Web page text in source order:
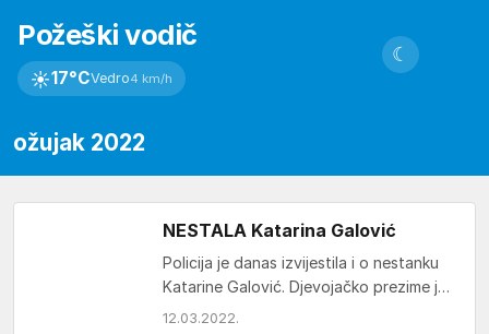
Požeški vodič
☀17°CVedro4 km/h
☾
ožujak 2022
NESTALA Katarina Galović
Policija je danas izvijestila i o nestanku
Katarine Galović. Djevojačko prezime joj
je Božanović. Katarina je rođena
12.03.2022.